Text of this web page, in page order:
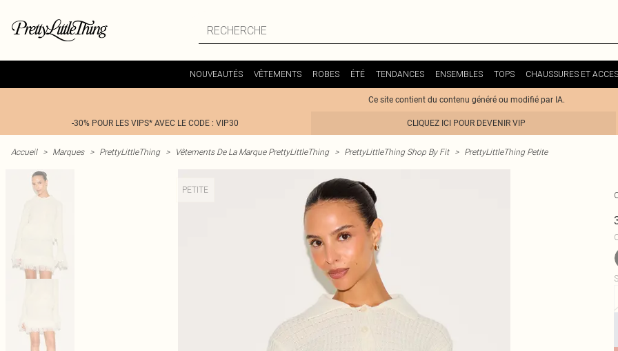
NOUVEAUTÉS VÊTEMENTS ROBES ÉTÉ TENDANCES ENSEMBLES TOPS CHAUSSURES ET
Ce site contient du contenu généré ou modifié par IA.
-30% POUR LES VIPS* AVEC LE CODE : VIP30 CLIQUEZ ICI POUR DEVENIR VIP
Accueil > Marques > PrettyLittleThing > Vêtements De La Marque PrettyLittleThing > PrettyLittleThing Shop By Fit > PrettyLittleThing Petite
PETITE